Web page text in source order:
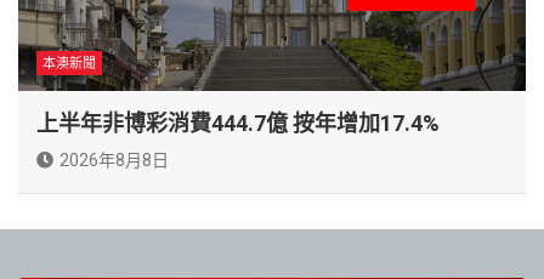
本澳新聞
上半年非博彩消費444.7億 按年增加17.4%
2026年8月8日